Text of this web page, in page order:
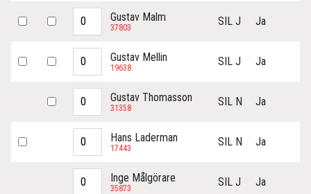
Gustav Malm
37803 SIL J Ja
Gustav Mellin
19638 SIL J Ja
Gustav Thomasson
31358 SIL N Ja
Hans Laderman
17443 SIL N Ja
Inge Målgörare
35873 SIL J Ja